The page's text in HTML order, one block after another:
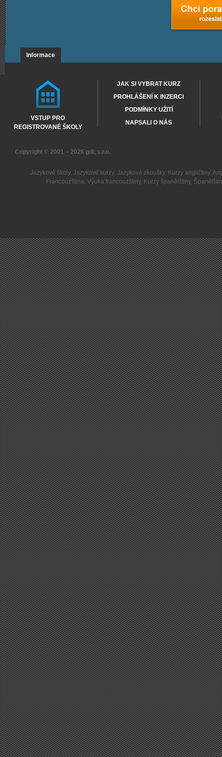
Informace
VSTUP PRO
REGISTROVANÉ ŠKOLY
JAK SI VYBRAT KURZ
PROHLÁŠENÍ K INZERCI
PODMÍNKY UŽITÍ
NAPSALI O NÁS
Copyright © 2001 – 2026 gdi, s.r.o.
Jazykové školy, Jazykové kurzy, Jazykové zkoušky, Kurzy angličtiny,
Francouzština,Výuka francouzštiny, Kurzy španělštiny,